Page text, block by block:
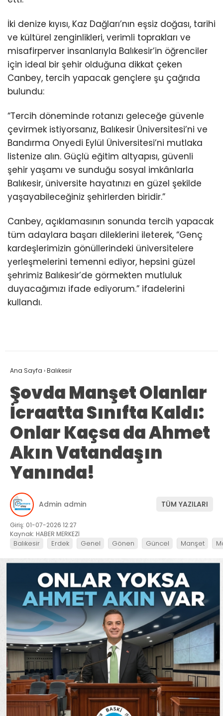
İki denize kıyısı, Kaz Dağları’nın eşsiz doğası, tarihi
ve kültürel zenginlikleri, verimli toprakları ve
misafirperver insanlarıyla Balıkesir’in öğrenciler
için ideal bir şehir olduğuna dikkat çeken
Canbey, tercih yapacak gençlere şu çağrıda
bulundu:
“Tercih döneminde rotanızı geleceğe güvenle
çevirmek istiyorsanız, Balıkesir Üniversitesi’ni ve
Bandırma Onyedi Eylül Üniversitesi’ni mutlaka
listenize alın. Güçlü eğitim altyapısı, güvenli
şehir yaşamı ve sunduğu sosyal imkânlarla
Balıkesir, üniversite hayatınızı en güzel şekilde
yaşayabileceğiniz şehirlerden biridir.”
Canbey, açıklamasının sonunda tercih yapacak
tüm adaylara başarı dileklerini ileterek, “Genç
kardeşlerimizin gönüllerindeki üniversitelere
yerleşmelerini temenni ediyor, hepsini güzel
şehrimiz Balıkesir’de görmekten mutluluk
duyacağımızı ifade ediyorum.” ifadelerini
kullandı.
Ana Sayfa ›Balıkesir
Şovda Manşet Olanlar
İcraatta Sınıfta Kaldı:
Onlar Kaçsa da Ahmet
Akın Vatandaşın
Yanında!
Admin admin TÜM YAZILARI
Giriş: 01-07-2026 12:27
Kaynak: HABER MERKEZİ
Balıkesir Erdek Genel Gönen Güncel Manşet